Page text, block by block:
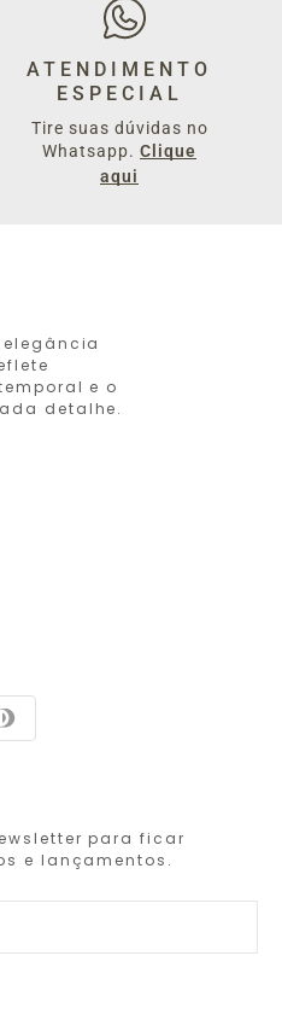
ATENDIMENTO
ESPECIAL
Tire suas dúvidas no
Whatsapp. Clique
aqui
elegância
e o
detalhe.
para ficar
e lançamentos.